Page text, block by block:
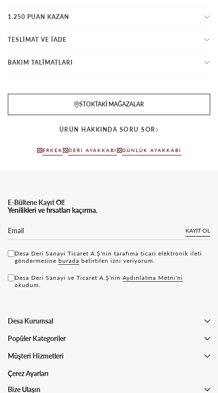
1.250 PUAN KAZAN
TESLİMAT VE İADE
BAKIM TALİMATLARI
STOKTAKI MAĞAZALAR
ÜRÜN HAKKINDA SORU SOR
ERKEK DERI AYAKKABI GÜNLÜK AYAKKABI
E-Bültene Kayıt Ol!
Yenilikleri ve fırsatları kaçırma.
KAYIT OL
Desa Deri Sanayi Ticaret A.Ş'nin tarafıma ticari elektronik ileti
göndermesine bu rada belirtilen izni veriyorum.
Desa Deri Sanayi ve Ticaret A.Ş'nin Aydınlatma Metni'ni
okudum.
Desa Kurumsal
Popüler Kategoriler
Müşteri Hizmetleri
Çerez Ayarları
Bize Ulaşın